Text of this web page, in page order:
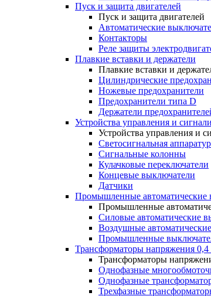
Пуск и защита двигателей
Пуск и защита двигателей
Автоматические
Контакторы
Реле защиты
Плавкие вставки и держатели
Плавкие вставки и
Цилиндрические
Ножевые предохранители
Предохранители типа D
Держатели
Устройства управления и
Устройства управления и
Светосигнальная
Сигнальные колонны
Кулачковые переключатели
Концевые выключатели
Датчики
Промышленные автоматические
Промышленные
Силовые автоматические
Воздушные
Промышленные
Трансформаторы напряжения
Трансформаторы
Однофазные
Однофазные
Трехфазные